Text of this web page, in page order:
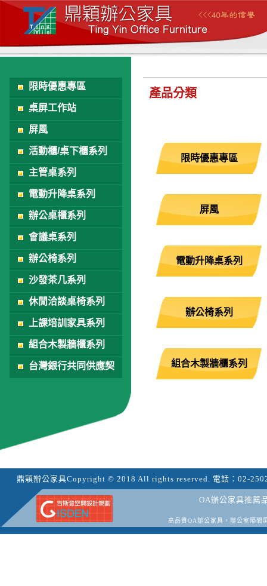
限時優惠專區
桌屏工作站
屏風
活動櫃/桌下櫃系列
主管桌系列
電動升降桌系列
辦公桌櫃系列
會議桌系列
辦公椅系列
沙發茶几系列
休閒洽談桌椅系列
上課培訓家具系列
組合木製牆櫃系列
台灣銀行共同供應契
產品分類
限時優惠專區
屏風
電動升降桌系列
辦公椅系列
組合木製牆櫃系列
鼎穎辦公家具Copyright © 2018 All rights reserved. 電話： 02-
OA辦公家具推薦
高品質OA辦公家具，辦公室隔間